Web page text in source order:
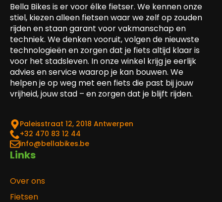
Bella Bikes is er voor élke fietser. We kennen onze
stiel, kiezen alleen fietsen waar we zelf op zouden
rijden en staan garant voor vakmanschap en
techniek. We denken vooruit, volgen de nieuwste
technologieën en zorgen dat je fiets altijd klaar is
voor het stadsleven. In onze winkel krijg je eerlijk
advies en service waarop je kan bouwen. We
helpen je op weg met een fiets die past bij jouw
vrijheid, jouw stad – en zorgen dat je blijft rijden.
Paleisstraat 12, 2018 Antwerpen
‎+32 470 83 12 44
info@bellabikes.be
Links
Over ons
Fietsen